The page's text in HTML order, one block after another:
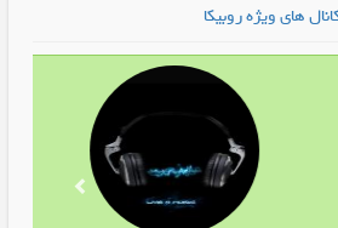
های ویژه روبیکا